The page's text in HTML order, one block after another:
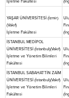
İşletme Fakültesi
YAŞAR ÜNİVERSİTESİ (İzmir)
(Vakıf)
İşletme Fakültesi
İSTANBUL MEDİPOL
ÜNİVERSİTESİ (İstanbul)(Vakıf)
İşletme ve Yönetim Bilimleri
Fakültesi
İSTANBUL SABAHATTİN ZAİM
ÜNİVERSİTESİ (İstanbul)(Vakıf)
İşletme ve Yönetim Bilimleri
Fakültesi